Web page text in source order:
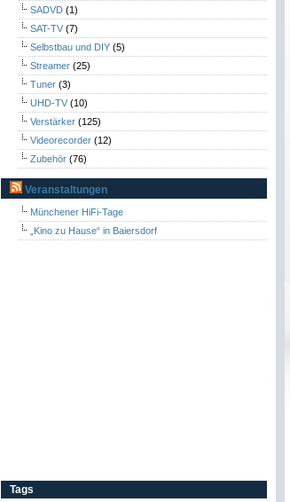
SADVD (1)
SAT-TV (7)
Selbstbau und DIY (5)
Streamer (25)
Tuner (3)
UHD-TV (10)
Verstärker (125)
Videorecorder (12)
Zubehör (76)
Veranstaltungen
Münchener HiFi-Tage
„Kino zu Hause“ in Baiersdorf
Tags